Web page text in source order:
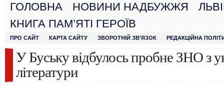
ГОЛОВНА НОВИНИ НАДБУЖЖЯ
КНИГА ПАМ’ЯТІ ГЕРОЇВ
ПРО САЙТ КАРТА САЙТУ ЗВОРОТНІЙ ЗВ’ЯЗОК РЕДАКЦІЙНА
У Буську відбулось пробне ЗНО з
літератури